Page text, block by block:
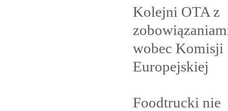
Kolejni OTA z
wobec Komisji
Europejskiej
Foodtrucki nie